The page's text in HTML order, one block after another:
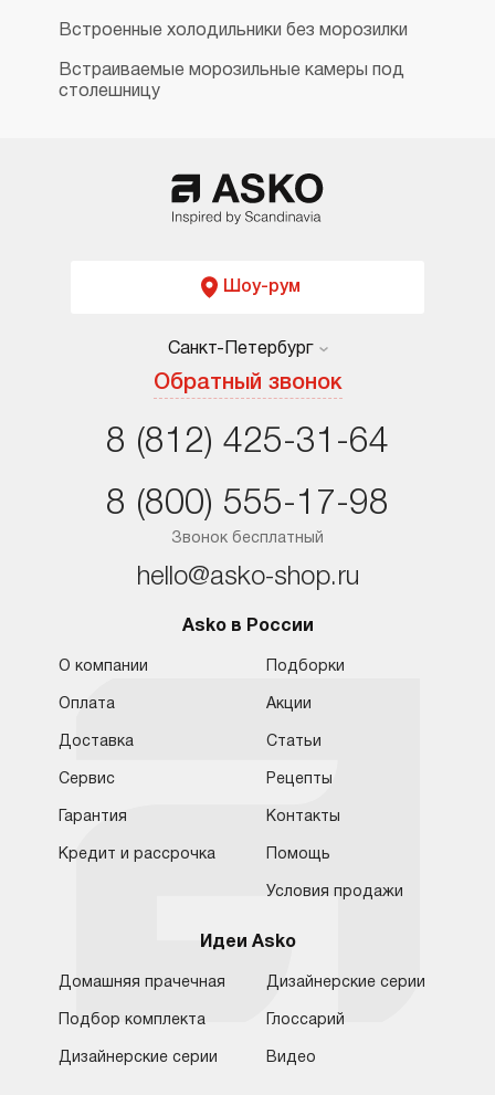
Санкт-Петербург
Москва
Встроенные холодильники без морозилки
Встраиваемые морозильные камеры под
столешницу
Шоу-рум
Санкт-Петербург
Обратный звонок
Москва
Ростов-на-Дону
8 (812) 425-31-64
Звонок бесплатный
8 (800) 555-17-98
hello@asko-shop.ru
Asko в России
О компании
Оплата
Доставка
Сервис
Гарантия
Кредит и рассрочка
Подборки
Акции
Статьи
Рецепты
Контакты
Помощь
Условия продажи
Идеи Asko
Домашняя прачечная
Подбор комплекта
Дизайнерские серии
Дизайнерские серии
Глоссарий
Видео